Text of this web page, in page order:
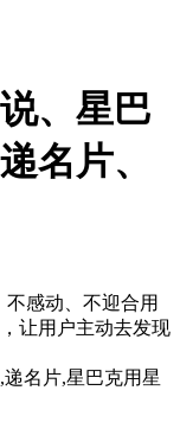
、星巴
名片、
感动、不迎合用
让用户主动去发现